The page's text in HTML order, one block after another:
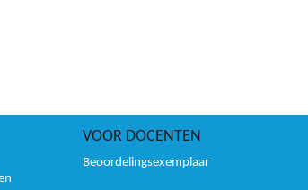
VOOR DOCENTEN
Beoordelingsexemplaar